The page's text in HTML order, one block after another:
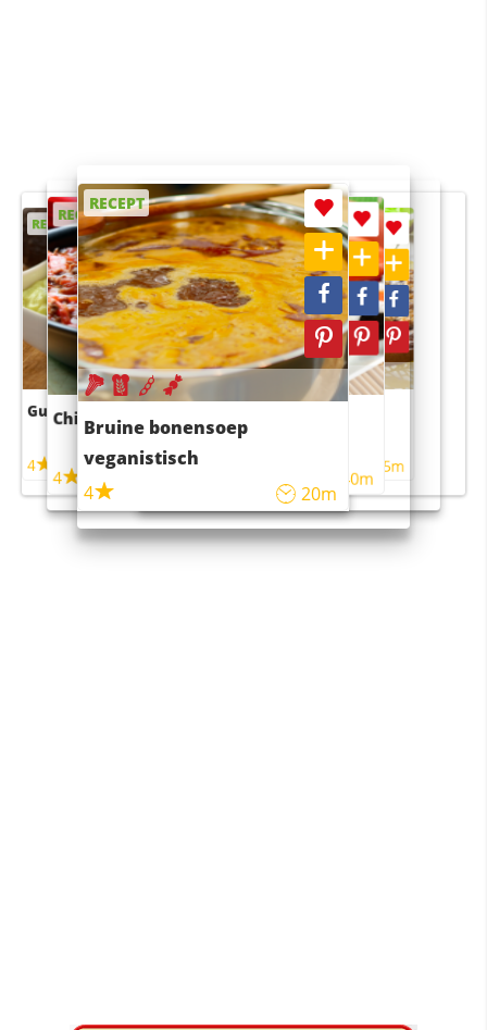
RECEPT
Guacamole
4
RECEPT
Chili con carne
4 45m
RECEPT
Bruine bonensoep
veganistisch
4
20m
RECEPT
Sushi rijstsalade
maaltijdsalade
40m
RECEPT
4 55m